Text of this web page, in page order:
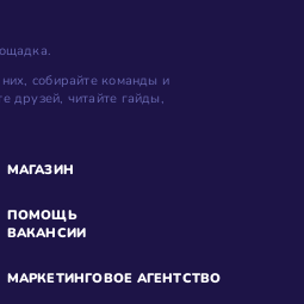
собирайте команды и
друзей, читайте гайды,
МАГАЗИН
ПОМОЩЬ
ВАКАНСИИ
МАРКЕТИНГОВОЕ АГЕНТСТВО